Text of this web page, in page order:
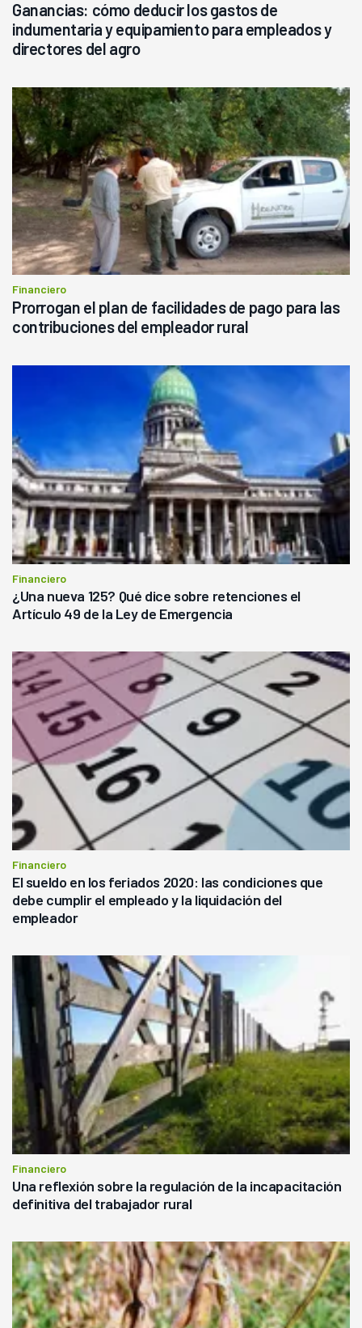
Ganancias: cómo deducir los gastos de
indumentaria y equipamiento para empleados y
directores del agro
Financiero
Prorrogan el plan de facilidades de pago para las
contribuciones del empleador rural
Financiero
¿Una nueva 125? Qué dice sobre retenciones el
Artículo 49 de la Ley de Emergencia
Financiero
El sueldo en los feriados 2020: las condiciones que
debe cumplir el empleado y la liquidación del
empleador
Financiero
Una reflexión sobre la regulación de la incapacitación
definitiva del trabajador rural